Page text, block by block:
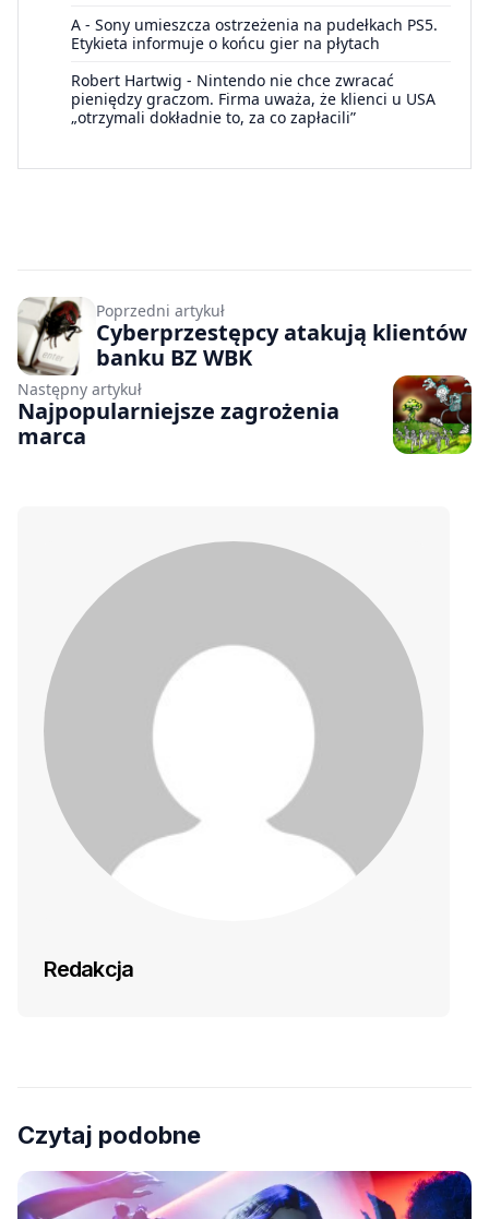
A - Sony umieszcza ostrzeżenia na pudełkach PS5.
Etykieta informuje o końcu gier na płytach
Robert Hartwig - Nintendo nie chce zwracać
pieniędzy graczom. Firma uważa, że klienci u USA
„otrzymali dokładnie to, za co zapłacili”
Poprzedni artykuł
Cyberprzestępcy atakują klientów
banku BZ WBK
Następny artykuł
Najpopularniejsze zagrożenia
marca
Redakcja
Czytaj podobne